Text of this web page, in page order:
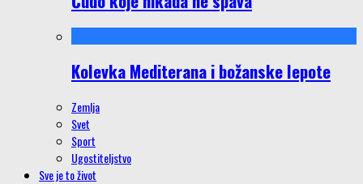
Kolevka Mediterana i božanske lepote
Zemlja
Svet
Sport
Ugostiteljstvo
Sve je to život